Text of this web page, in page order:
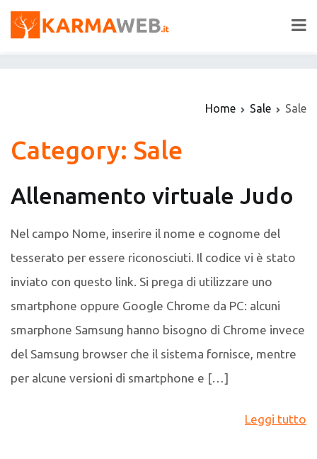
Vai
KarmaWeb AGENCY
Il tuo prossimo servizio gira sul web
Home Sale Sale
Category: Sale
Allenamento virtuale Judo
Nel campo Nome, inserire il nome e cognome del
tesserato per essere riconosciuti. Il codice vi è stato
inviato con questo link. Si prega di utilizzare uno
smartphone oppure Google Chrome da PC: alcuni
smarphone Samsung hanno bisogno di Chrome invece
del Samsung browser che il sistema fornisce, mentre
per alcune versioni di smartphone e […]
Leggi tutto